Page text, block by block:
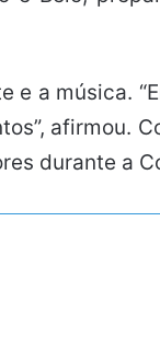
e a música.
afirmou.
durante a